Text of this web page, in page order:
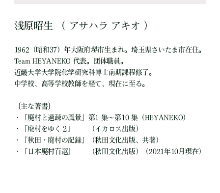
浅原昭生 （ アサハラ アキオ ）
1962（昭和37）年大阪府堺市生まれ。埼玉県さいたま市在住。
Team HEYANEKO 代表。団体職員。
近畿大学大学院化学研究科博士前期課程修了。
中学校、高等学校教師を経て、現在に至る。
〔主な著書〕
・『廃村と過疎の風景』第1 集～第10 集（HEYANEKO）
・『廃村をゆく２』 （イカロス出版）
・『秋田・廃村の記録』（秋田文化出版、共著）
・『日本廃村百選』 （秋田文化出版）（2021年10月現在）